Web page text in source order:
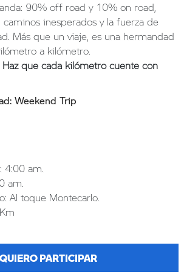
90% off road y 10% on road,
inesperados y la fuerza de
Más que un viaje, es una hermandad
a kilómetro.
Haz que cada kilómetro cuente con
Weekend Trip
4:00 am.
am.
Al toque Montecarlo.
QUIERO PARTICIPAR